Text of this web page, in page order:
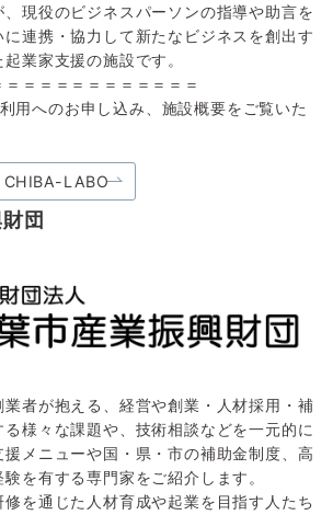
、現役のビジネスパーソンの指導や助言を
連携・協力して新たなビジネスを創出す
業家支援の施設です。
＝＝＝＝＝＝＝＝＝＝＝
用へのお申し込み、施設概要をご覧いた
CHIBA-LABO
団
者が抱える、経営や創業・人材採用・補
様々な課題や、技術相談などを一元的に
メニューや国・県・市の補助金制度、高
を有する専門家をご紹介します。
修を通じた人材育成や起業を目指す人たち